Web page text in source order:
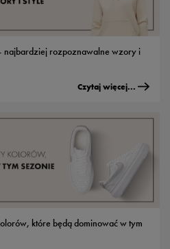
najbardziej rozpoznawalne wzory i
Czytaj więcej...
które będą dominować w tym